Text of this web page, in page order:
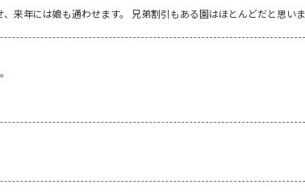
来年には娘も通わせます。 兄弟割引もある園はほとんどだと思い